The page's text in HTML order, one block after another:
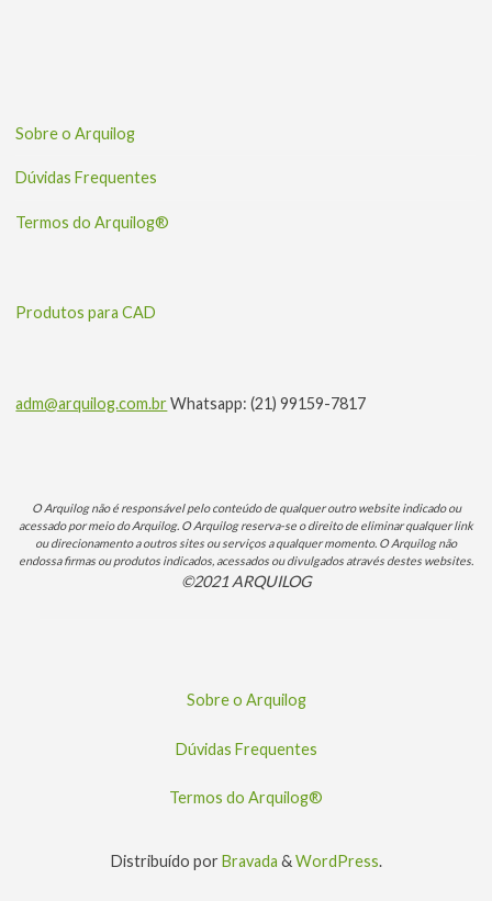
Sobre o Arquilog
Dúvidas Frequentes
Termos do Arquilog®
Produtos para CAD
adm@arquilog.com.brWhatsapp: (21) 99159-7817
O Arquilog não é responsável pelo conteúdo de qualquer outro website indicado ou
acessado por meio do Arquilog. O Arquilog reserva-se o direito de eliminar qualquer link
ou direcionamento a outros sites ou serviços a qualquer momento. O Arquilog não
endossa firmas ou produtos indicados, acessados ou divulgados através destes websites.
©2021 ARQUILOG
Sobre o Arquilog
Dúvidas Frequentes
Termos do Arquilog®
Distribuído por Bravada &WordPress.